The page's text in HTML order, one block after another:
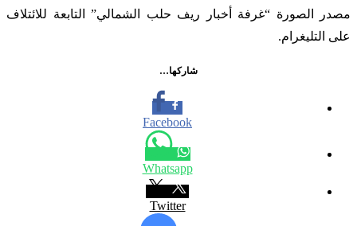
مصدر الصورة “غرفة أخبار ريف حلب الشمالي” التابعة للائتلاف
على التليغرام.
شاركها…
Facebook
Whatsapp
Twitter